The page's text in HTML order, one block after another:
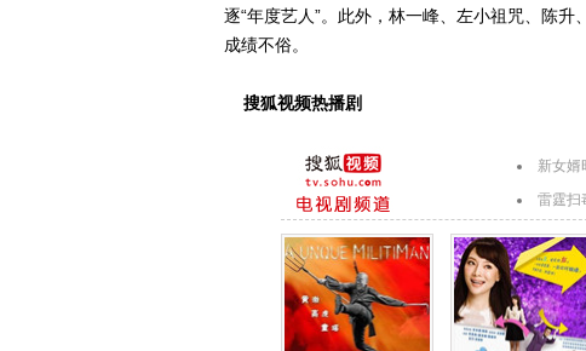
逐“年度艺人”。此外，林一峰、左小祖咒、陈
成绩不俗。
搜狐视频热播剧